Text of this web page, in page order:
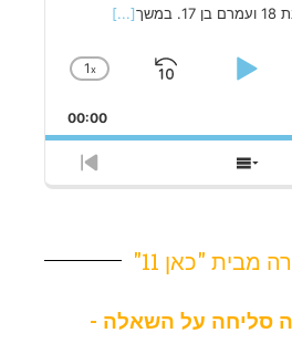
[...]
Change
Rate
1x
Skip
Backward
Play
00:00
Previous
Episode
Show
Episodes
מבית "כאן 11"
סליחה על השאלה -